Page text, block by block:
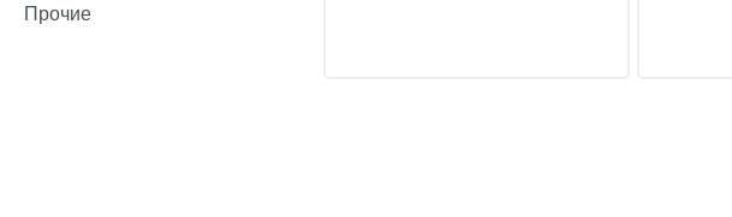
Прочие